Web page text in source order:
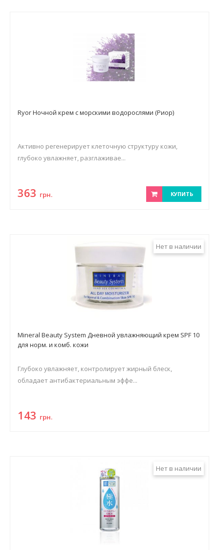
Ryor Ночной крем с морскими водорослями (Риор)
Активно регенерирует клеточную структуру кожи,
глубоко увлажняет, разглаживае...
363 грн. КУПИТЬ
Нет в наличии
Mineral Beauty System Дневной увлажняющий крем SPF 10
для норм. и комб. кожи
Глубоко увлажняет, контролирует жирный блеск,
обладает антибактериальным эффе...
143 грн.
Нет в наличии